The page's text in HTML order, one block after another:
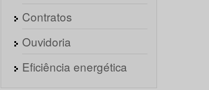
Contratos
Ouvidoria
Eficiência energética